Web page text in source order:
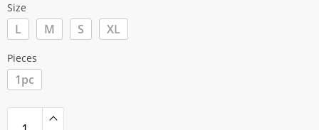
Size
L M S XL
Pieces
1pc